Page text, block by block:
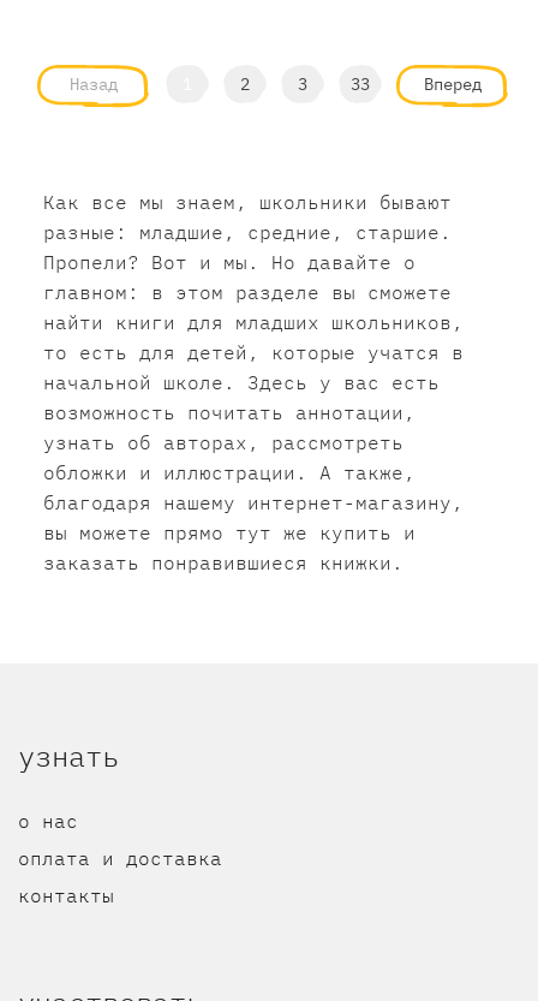
Назад 2 3 33 Вперед
Как все мы знаем, школьники бывают
разные: младшие, средние, старшие.
Пропели? Вот и мы. Но давайте о
главном: в этом разделе вы сможете
найти книги для младших школьников,
то есть для детей, которые учатся в
начальной школе. Здесь у вас есть
возможность почитать аннотации,
узнать об авторах, рассмотреть
обложки и иллюстрации. А также,
благодаря нашему интернет-магазину,
вы можете прямо тут же купить и
заказать понравившиеся книжки.
узнать
о нас
оплата и доставка
контакты